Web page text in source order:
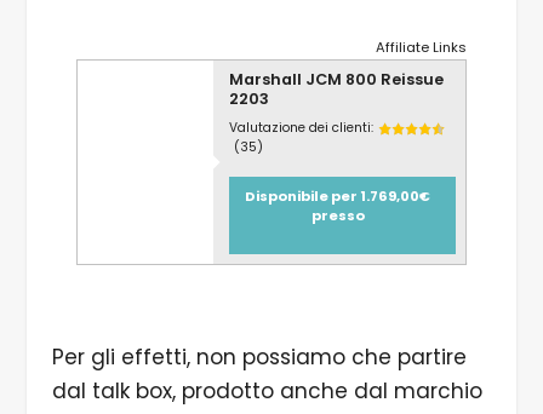
Affiliate Links
Marshall JCM 800 Reissue
2203
Valutazione dei clienti:
(35)
Disponibile per 1.769,00€
presso
Per gli effetti, non possiamo che partire
dal talk box, prodotto anche dal marchio